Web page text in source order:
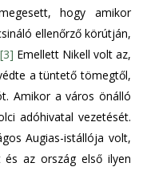
hogy amikor
ellenőrző körútján,
[3] Emellett Nikell volt az,
a tüntető tömegtől,
Amikor a város önálló
adóhivatal vezetését.
Augias-istállója volt,
az ország első ilyen